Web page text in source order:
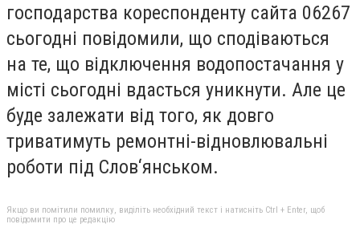
господарства кореспонденту сайта 06267
сьогодні повідомили, що сподіваються
на те, що відключення водопостачання у
місті сьогодні вдасться уникнути. Але це
буде залежати від того, як довго
триватимуть ремонтні-відновлювальні
роботи під Слов‘янськом.
Якщо ви помітили помилку, виділіть необхідний текст і натисніть Ctrl + Enter, щоб
повідомити про це редакцію